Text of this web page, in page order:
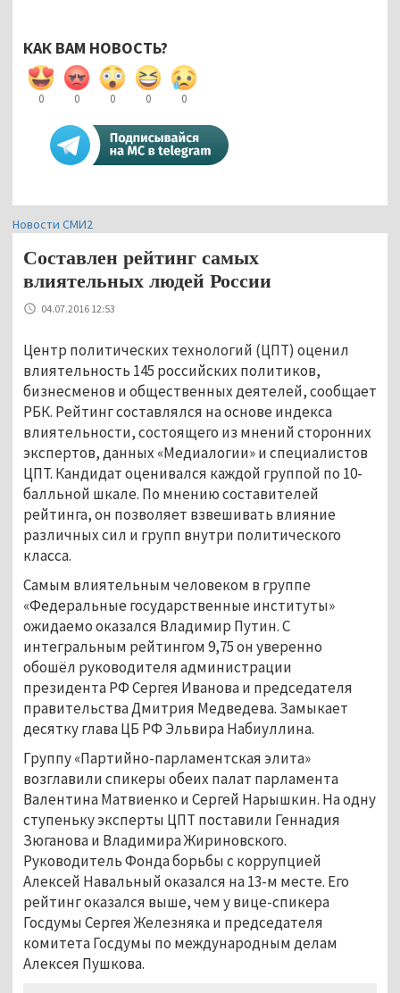
КАК ВАМ НОВОСТЬ?
0 0 0 0 0
Новости СМИ2
Составлен рейтинг самых
влиятельных людей России
04.07.2016 12:53
Центр политических технологий (ЦПТ) оценил
влиятельность 145 российских политиков,
бизнесменов и общественных деятелей, сообщает
РБК. Рейтинг составлялся на основе индекса
влиятельности, состоящего из мнений сторонних
экспертов, данных «Медиалогии» и специалистов
ЦПТ. Кандидат оценивался каждой группой по 10-
балльной шкале. По мнению составителей
рейтинга, он позволяет взвешивать влияние
различных сил и групп внутри политического
класса.
Самым влиятельным человеком в группе
«Федеральные государственные институты»
ожидаемо оказался Владимир Путин. С
интегральным рейтингом 9,75 он уверенно
обошёл руководителя администрации
президента РФ Сергея Иванова и председателя
правительства Дмитрия Медведева. Замыкает
десятку глава ЦБ РФ Эльвира Набиуллина.
Группу «Партийно-парламентская элита»
возглавили спикеры обеих палат парламента
Валентина Матвиенко и Сергей Нарышкин. На одну
ступеньку эксперты ЦПТ поставили Геннадия
Зюганова и Владимира Жириновского.
Руководитель Фонда борьбы с коррупцией
Алексей Навальный оказался на 13-м месте. Его
рейтинг оказался выше, чем у вице-спикера
Госдумы Сергея Железняка и председателя
комитета Госдумы по международным делам
Алексея Пушкова.